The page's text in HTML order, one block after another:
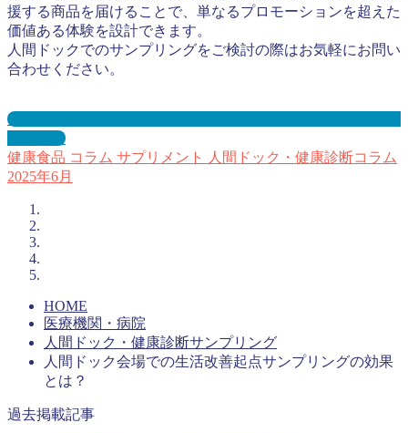
援する商品を届けることで、単なるプロモーションを超えた
価値ある体験を設計できます。
人間ドックでのサンプリングをご検討の際はお気軽にお問い
合わせください。
人間ドック・健康診断サンプリングとは？メリット３選と事
例を紹介
健康食品 コラム サプリメント
人間ドック・健康診断コラム
2025年6月
HOME
医療機関・病院
人間ドック・健康診断サンプリング
人間ドック会場での生活改善起点サンプリングの効果
とは？
過去掲載記事